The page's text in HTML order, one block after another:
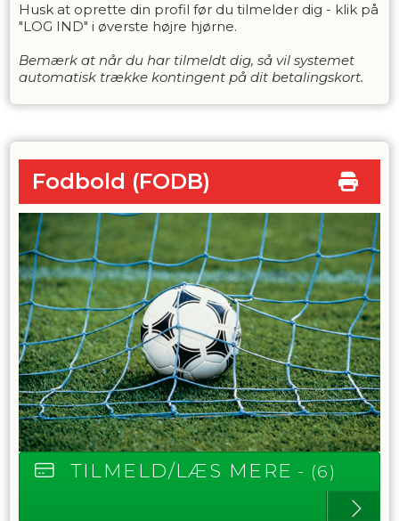
Husk at oprette din profil før du tilmelder dig - klik på
"LOG IND" i øverste højre hjørne.
Bemærk at når du har tilmeldt dig, så vil systemet
automatisk trække kontingent på dit betalingskort.
Fodbold (FODB)
TILMELD/LÆS MERE - (6)